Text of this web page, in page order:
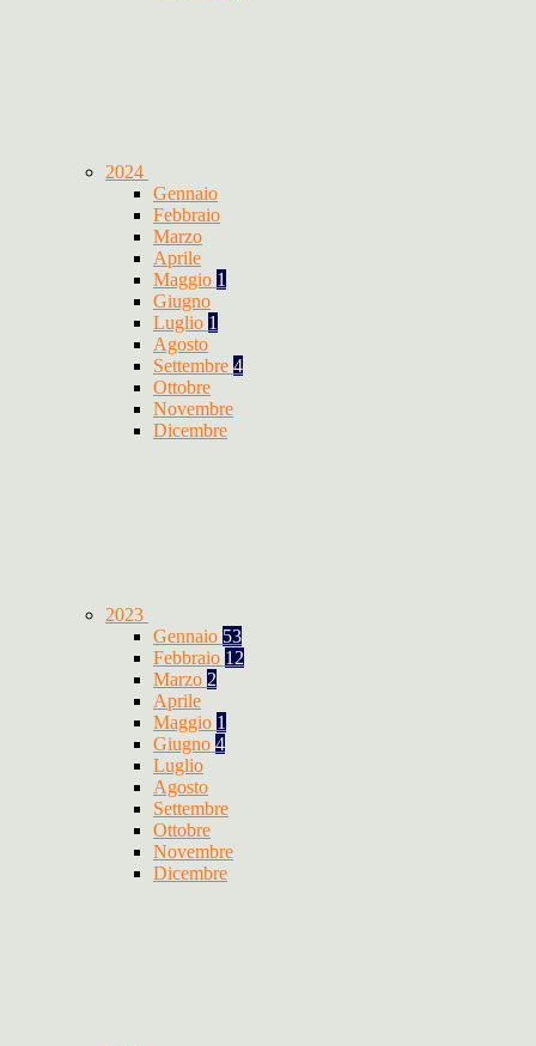
2024
Gennaio
Febbraio
Marzo
Aprile
Maggio 1
Giugno
Luglio 1
Agosto
Settembre 4
Ottobre
Novembre
Dicembre
2023
Gennaio 53
Febbraio 12
Marzo 2
Aprile
Maggio 1
Giugno 4
Luglio
Agosto
Settembre
Ottobre
Novembre
Dicembre